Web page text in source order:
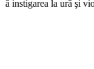
şi violenţă. Dar,